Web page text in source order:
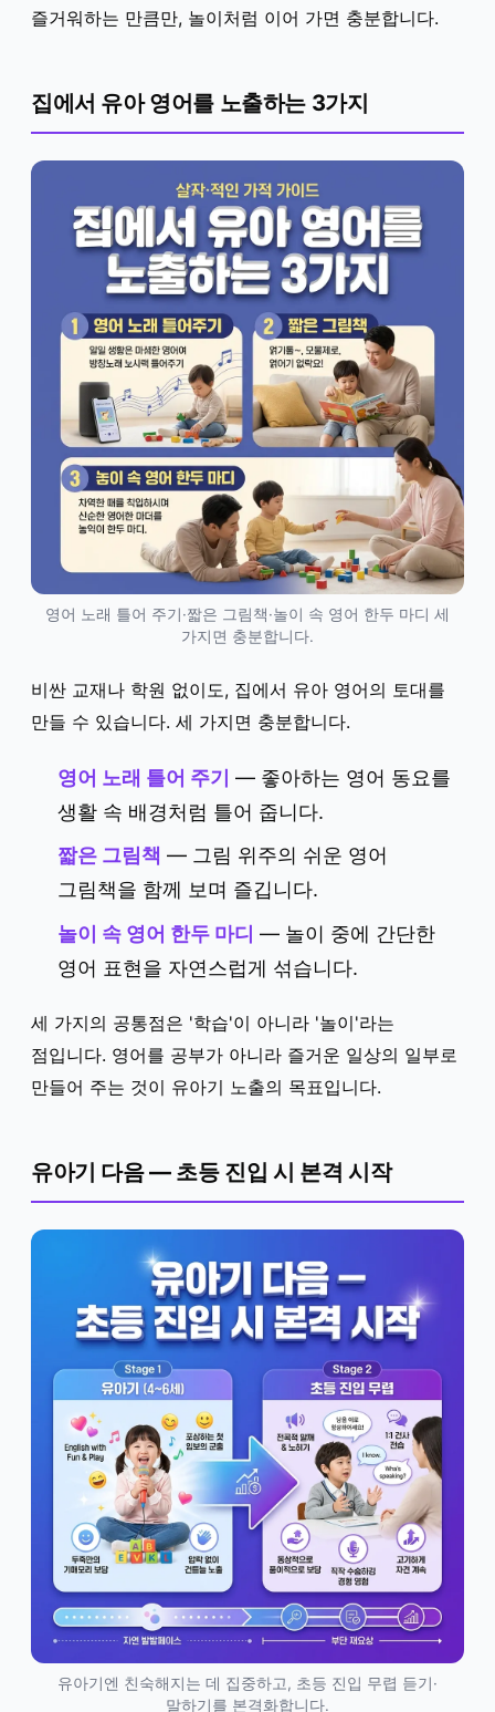
즐거워하는 만큼만, 놀이처럼 이어 가면 충분합니다.
집에서 유아 영어를 노출하는 3가지
영어 노래 틀어 주기·짧은 그림책·놀이 속 영어 한두 마디 세
가지면 충분합니다.
비싼 교재나 학원 없이도, 집에서 유아 영어의 토대를
만들 수 있습니다. 세 가지면 충분합니다.
영어 노래 틀어 주기 — 좋아하는 영어 동요를
생활 속 배경처럼 틀어 줍니다.
짧은 그림책 — 그림 위주의 쉬운 영어
그림책을 함께 보며 즐깁니다.
놀이 속 영어 한두 마디 — 놀이 중에 간단한
영어 표현을 자연스럽게 섞습니다.
세 가지의 공통점은 '학습'이 아니라 '놀이'라는
점입니다. 영어를 공부가 아니라 즐거운 일상의 일부로
만들어 주는 것이 유아기 노출의 목표입니다.
유아기 다음 — 초등 진입 시 본격 시작
유아기엔 친숙해지는 데 집중하고, 초등 진입 무렵 듣기·
말하기를 본격화합니다.